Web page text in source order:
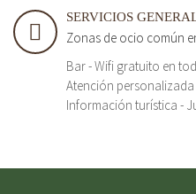
SERVICIOS
Zonas de ocio común
Bar - Wifi gratuito en
Atención personalizada
Información turística -